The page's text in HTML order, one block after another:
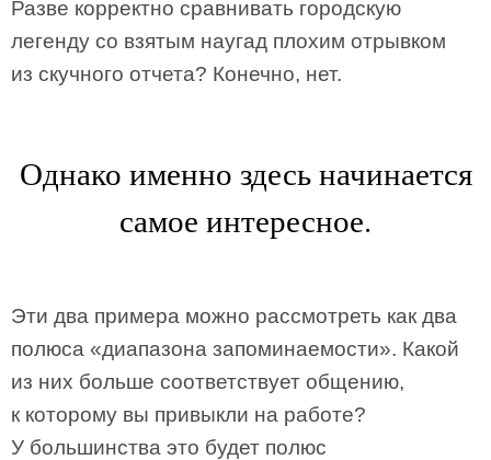
Разве корректно сравнивать городскую
легенду со взятым наугад плохим отрывком
из скучного отчета? Конечно, нет.
Однако именно здесь начинается
самое интересное.
Эти два примера можно рассмотреть как два
полюса «диапазона запоминаемости». Какой
из них больше соответствует общению,
к которому вы привыкли на работе?
У большинства это будет полюс